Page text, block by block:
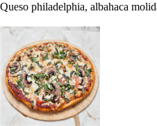
Queso philadelphia, albahaca